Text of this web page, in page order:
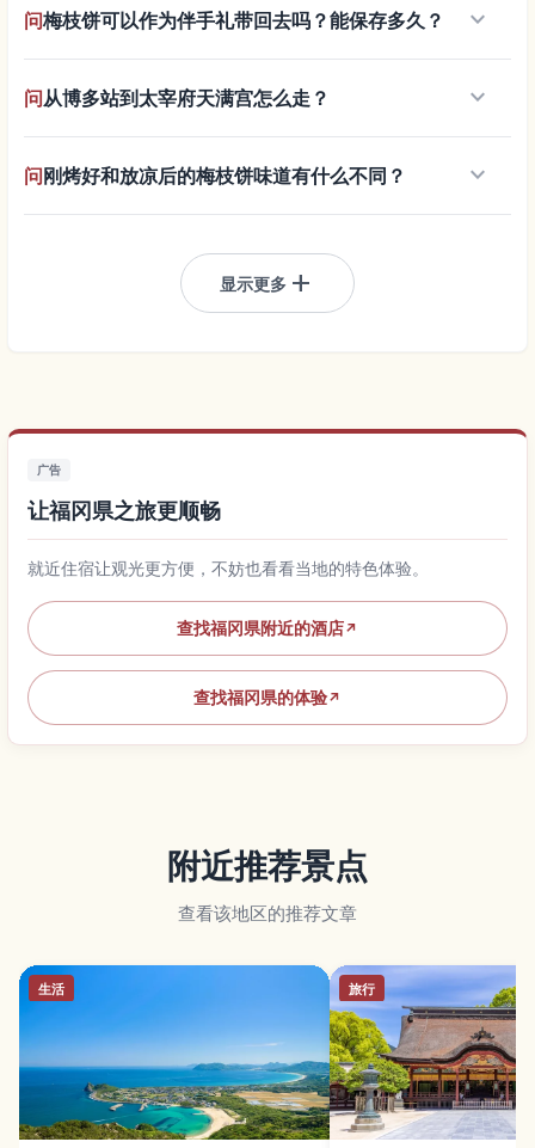
问梅枝饼可以作为伴手礼带回去吗？能保存多久？ keyboard_arrow_down
问从博多站到太宰府天满宫怎么走？ keyboard_arrow_down
问刚烤好和放凉后的梅枝饼味道有什么不同？ keyboard_arrow_down
显示更多 add
广告
让福冈県之旅更顺畅
就近住宿让观光更方便，不妨也看看当地的特色体验。
查找福冈県附近的酒店↗
查找福冈県的体验↗
附近推荐景点
查看该地区的推荐文章
生活 旅行